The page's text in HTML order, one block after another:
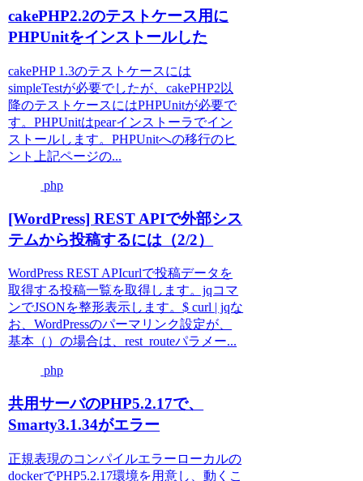
cakePHP2.2のテストケース用に
PHPUnitをインストールした
cakePHP 1.3のテストケースには
simpleTestが必要でしたが、cakePHP2以
降のテストケースにはPHPUnitが必要で
す。PHPUnitはpearインストーラでイン
ストールします。PHPUnitへの移行のヒ
ント上記ページの...
php
[WordPress] REST APIで外部シス
テムから投稿するには（2/2）
WordPress REST APIcurlで投稿データを
取得する投稿一覧を取得します。jqコマ
ンでJSONを整形表示します。$ curl | jqな
お、WordPressのパーマリンク設定が、
基本（）の場合は、rest_routeパラメー...
php
共用サーバのPHP5.2.17で、
Smarty3.1.34がエラー
正規表現のコンパイルエラーローカルの
dockerでPHP5.2.17環境を用意し、動くこ